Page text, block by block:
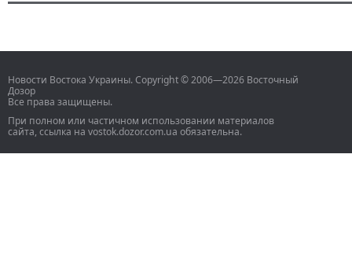
Новости Востока Украины. Copyright © 2006—2026 Восточный
Дозор
Все права защищены.
При полном или частичном использовании материалов
сайта, ссылка на vostok.dozor.com.ua обязательна.